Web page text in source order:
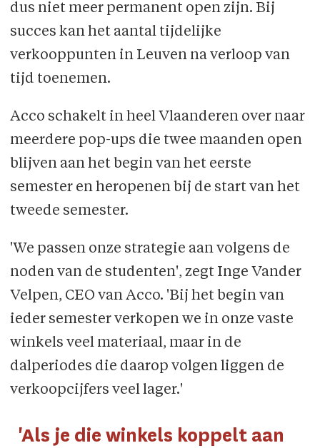
dus niet meer permanent open zijn. Bij
succes kan het aantal tijdelijke
verkooppunten in Leuven na verloop van
tijd toenemen.
Acco schakelt in heel Vlaanderen over naar
meerdere pop-ups die twee maanden open
blijven aan het begin van het eerste
semester en heropenen bij de start van het
tweede semester.
'We passen onze strategie aan volgens de
noden van de studenten', zegt Inge Vander
Velpen, CEO van Acco. 'Bij het begin van
ieder semester verkopen we in onze vaste
winkels veel materiaal, maar in de
dalperiodes die daarop volgen liggen de
verkoopcijfers veel lager.'
'Als je die winkels koppelt aan